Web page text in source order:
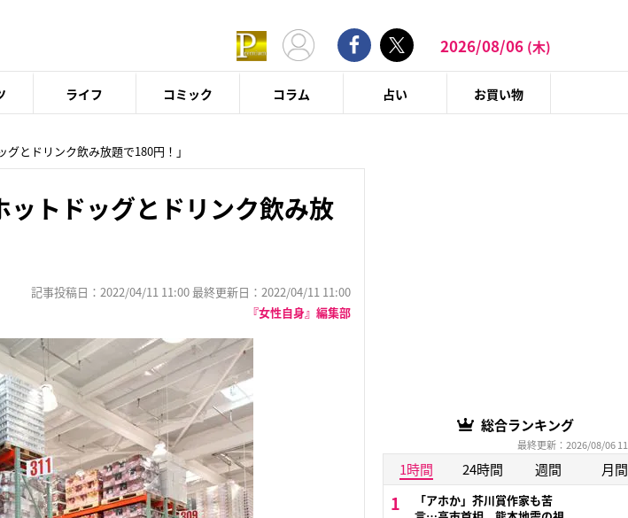
2026/08/06 (木)
ライフ コミック コラム 占い お買い物
とドリンク飲み放題で180円！」
トドッグとドリンク飲み放
記事投稿日：2022/04/11 11:00 最終更新日：2022/04/11 11:00
『女性自身』編集部
総合ランキング
最終更新：2026/08/06
1時間 24時間 週間 月間
「アホか」芥川賞作家も苦